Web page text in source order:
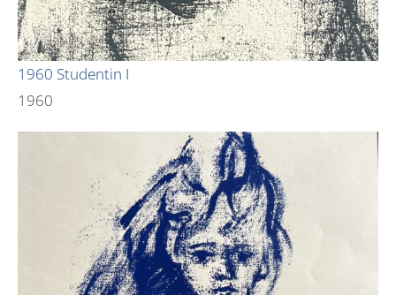
1960 Studentin I
1960